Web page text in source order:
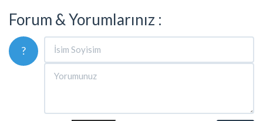
Forum & Yorumlarınız :
?